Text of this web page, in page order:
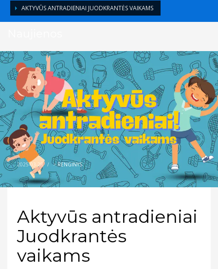
AKTYVŪS ANTRADIENIAI JUODKRANTĖS VAIKAMS
2025-03-28 / >RENGINYS
Aktyvūs antradieniai
Juodkrantės
vaikams